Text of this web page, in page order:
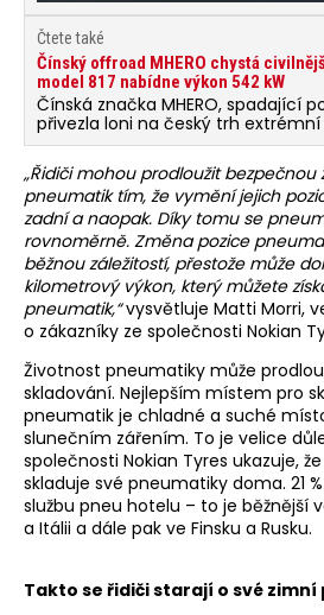
Čtete také
Čínský offroad MHERO chystá
model 817 nabídne výkon 542 kW
Čínská značka MHERO, spadající
přivezla loni na český trh extrémní
s výkonem přes 1000 koní. Letos
verzi MHERO 817 s plug-in
ale paradoxně delší.
„Řidiči mohou prodloužit bezpečnou
pneumatik tím, že vymění jejich
zadní a naopak. Díky tomu se
rovnoměrně. Změna pozice
běžnou záležitostí, přestože může
kilometrový výkon, který můžete
pneumatik,“vysvětluje Matti Morri,
o zákazníky ze společnosti Nokian
Životnost pneumatiky může
skladování. Nejlepším místem pro
pneumatik je chladné a suché
slunečním zářením. To je velice
společnosti Nokian Tyres ukazuje,
skladuje své pneumatiky doma. 21
službu pneu hotelu – to je běžnější
a Itálii a dále pak ve Finsku a Rusku.
Takto se řidiči starají o své